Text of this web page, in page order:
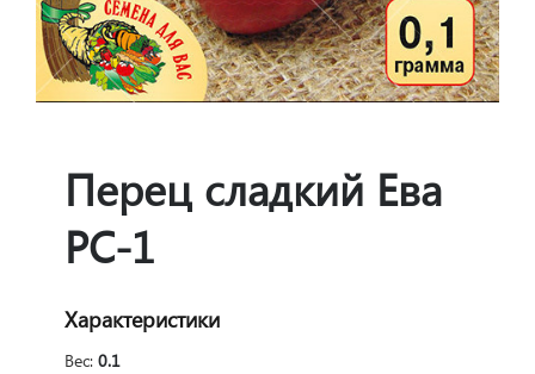
Перец сладкий Ева
РС-1
Характеристики
Вес: 0.1